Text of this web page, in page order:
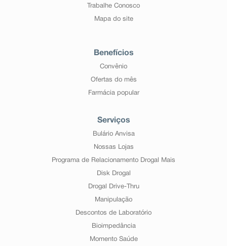
Trabalhe Conosco
Mapa do site
Benefícios
Convênio
Ofertas do mês
Farmácia popular
Serviços
Bulário Anvisa
Nossas Lojas
Programa de Relacionamento Drogal Mais
Disk Drogal
Drogal Drive-Thru
Manipulação
Descontos de Laboratório
Bioimpedância
Momento Saúde